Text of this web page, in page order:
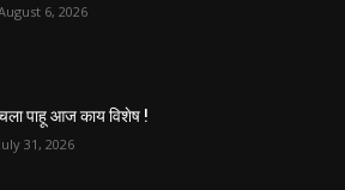
6, 2026
पाहू आज काय विशेष !
July 31, 2026